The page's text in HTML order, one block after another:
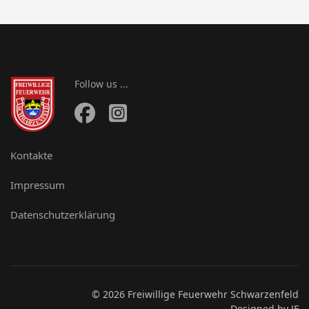
Follow us ...
Kontakte
Impressum
Datenschutzerklärung
© 2026 Freiwillige Feuerwehr Schwarzenfeld